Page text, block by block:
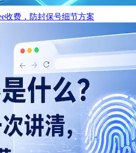
收费，防封保号细节方案